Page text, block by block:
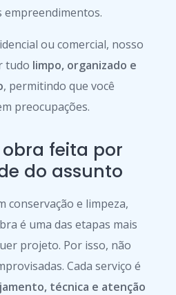
ou comercial, nosso
tudo limpo, organizado e
, permitindo que você
preocupações.
feita por
do assunto
conservação e limpeza,
é uma das etapas mais
projeto. Por isso, não
Cada serviço é
técnica e atenção